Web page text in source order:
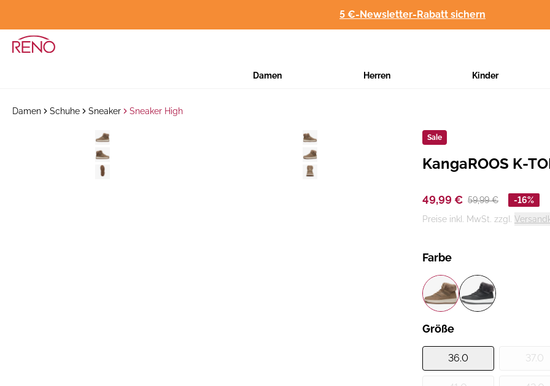
5 €-Newsletter-Rabatt sichern
Damen Herren Kinder
Damen Schuhe Sneaker Sneaker High
Sale
Hersteller:
KangaROOS K-
49,99 € 59,99 €
-16%
Preise inkl. MwSt. zzgl.
Farbe
Größe
36.0 37.0